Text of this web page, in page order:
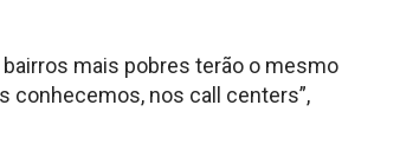
mais pobres terão o mesmo
conhecemos, nos call centers”,